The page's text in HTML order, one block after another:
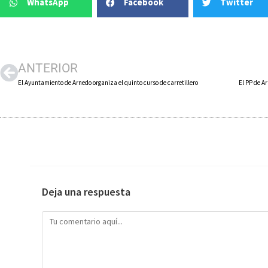
WhatsApp Facebook Twitter
ANTERIOR
El Ayuntamiento de Arnedo organiza el quinto curso de carretillero
Deja una respuesta